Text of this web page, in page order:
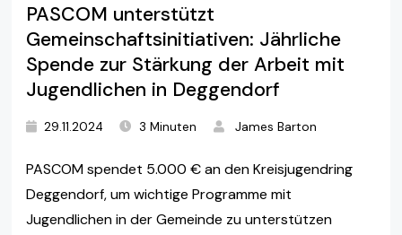
PASCOM unterstützt
Gemeinschaftsinitiativen: Jährliche
Spende zur Stärkung der Arbeit mit
Jugendlichen in Deggendorf
29.11.2024 3 Minuten James Barton
PASCOM spendet 5.000 € an den Kreisjugendring
Deggendorf, um wichtige Programme mit
Jugendlichen in der Gemeinde zu unterstützen